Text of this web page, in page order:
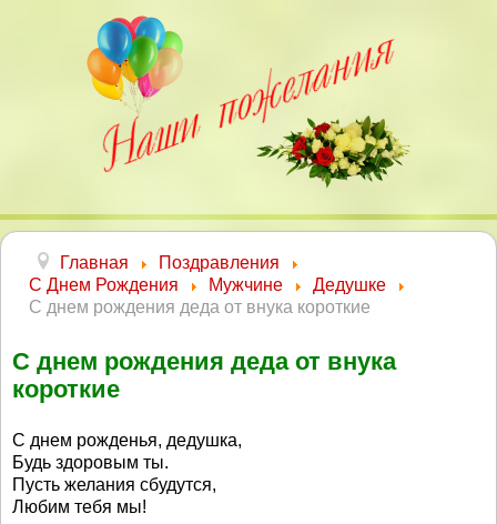
Главная
Поздравления
С Днем Рождения
Мужчине
Дедушке
С днем рождения деда от внука короткие
С днем рождения деда от внука
короткие
С днем рожденья, дедушка,
Будь здоровым ты.
Пусть желания сбудутся,
Любим тебя мы!